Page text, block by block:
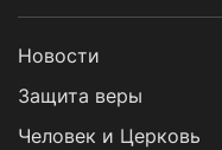
Новости
Защита веры
Человек и Церковь